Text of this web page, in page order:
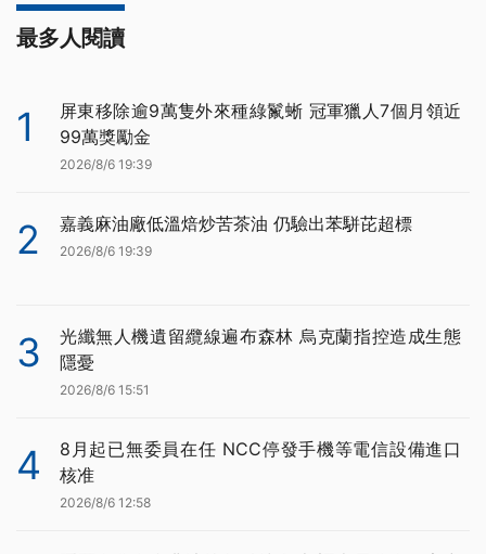
最多人閱讀
1
屏東移除逾9萬隻外來種綠鬣蜥 冠軍獵人7個月領近
99萬獎勵金
2026/8/6 19:39
2 嘉義麻油廠低溫焙炒苦茶油 仍驗出苯駢芘超標
2026/8/6 19:39
3
光纖無人機遺留纜線遍布森林 烏克蘭指控造成生態
隱憂
2026/8/6 15:51
4
8月起已無委員在任 NCC停發手機等電信設備進口
核准
2026/8/6 12:58